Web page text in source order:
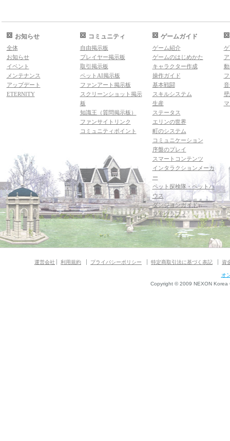
お知らせ
全体
お知らせ
イベント
メンテナンス
アップデート
ETERNITY
コミュニティ
自由掲示板
プレイヤー掲示板
取引掲示板
ペットAI掲示板
ファンアート掲示板
スクリーンショット掲示
板
知識王（質問掲示板）
ファンサイトリンク
コミュニティポイント
ゲームガイド
ゲーム紹介
ゲームのはじめかた
キャラクター作成
操作ガイド
基本戦闘
スキルシステム
生産
ステータス
エリンの世界
町のシステム
コミュニケーション
序盤のプレイ
スマートコンテンツ
インタラクションメーカ
ー
ペット探検隊・ペットハ
ウス
ダンジョンガイド
マギグラフィ
運営会社 利用規約 プライバシーポリシー 特定商取引法に基づく表記 資
オ
Copyright © 2009 NEXON Korea